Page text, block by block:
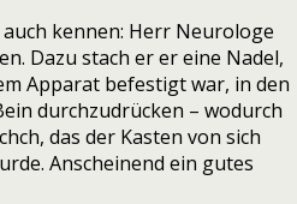
kennen: Herr Neurologe
Dazu stach er er eine Nadel,
Apparat befestigt war, in den
durchzudrücken – wodurch
das der Kasten von sich
Anscheinend ein gutes